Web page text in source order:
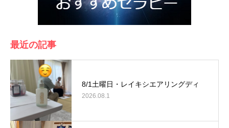
最近の記事
8/1土曜日・レイキシエアリングディ
2026.08.1